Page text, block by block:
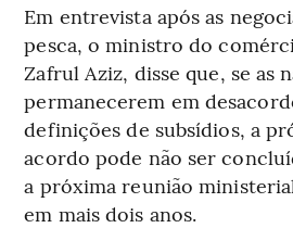
Em entrevista após as
pesca, o ministro do
Zafrul Aziz, disse que, se as
permanecerem em
definições de subsídios, a
acordo pode não ser
a próxima reunião
em mais dois anos.